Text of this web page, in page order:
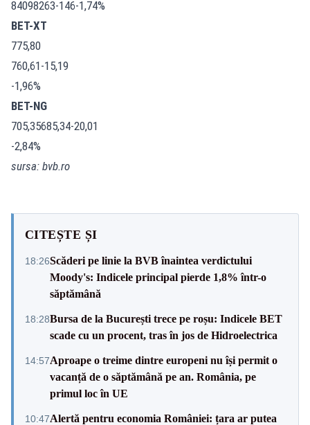
84098263-146-1,74%
BET-XT
775,80
760,61-15,19
-1,96%
BET-NG
705,35685,34-20,01
-2,84%
sursa: bvb.ro
CITEȘTE ȘI
18:26Scăderi pe linie la BVB înaintea verdictului
Moody's: Indicele principal pierde 1,8% într-o
săptămână
18:28Bursa de la București trece pe roșu: Indicele BET
scade cu un procent, tras în jos de Hidroelectrica
14:57Aproape o treime dintre europeni nu își permit o
vacanță de o săptămână pe an. România, pe
primul loc în UE
10:47Alertă pentru economia României: țara ar putea